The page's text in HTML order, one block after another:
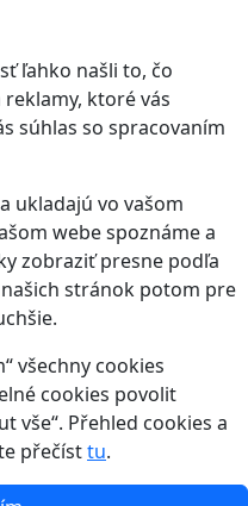
ľahko našli to, čo
ktoré vás
súhlas so spracovaním
ukladajú vo vašom
webe spoznáme a
zobraziť presne podľa
stránok potom pre
všechny cookies
cookies povolit
vše“. Přehled cookies a
přečísttu.